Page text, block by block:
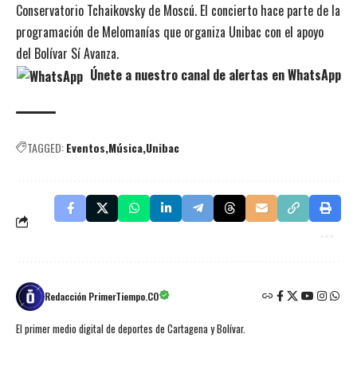
Conservatorio Tchaikovsky de Moscú. El concierto hace parte de la
programación de Melomanías que organiza Unibac con el apoyo
del Bolívar Sí Avanza.
Únete a nuestro canal de alertas en WhatsApp
TAGGED:Eventos Música Unibac
Redacción PrimerTiempo.CO
El primer medio digital de deportes de Cartagena y Bolívar.